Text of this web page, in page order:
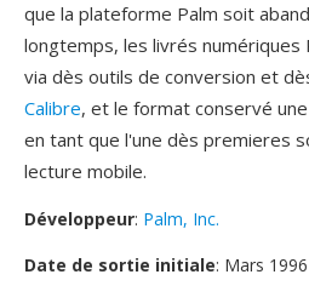
que la plateforme Palm soit
longtemps, les livrés numériques
via dès outils de conversion et
Calibre, et le format conservé
en tant que l'une dès premieres
lecture mobile.
Développeur: Palm, Inc.
Date de sortie initiale: Mars 1996